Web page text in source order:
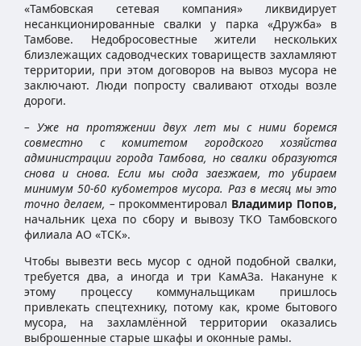
«Тамбовская сетевая компания» ликвидирует
несанкционированные свалки у парка «Дружба» в
Тамбове. Недобросовестные жители нескольких
близлежащих садоводческих товариществ захламляют
территории, при этом договоров на вывоз мусора не
заключают. Люди попросту сваливают отходы возле
дороги.
– Уже на протяжении двух лет мы с ними боремся
совместно с комитетом городского хозяйства
администрации города Тамбова, но свалки образуются
снова и снова. Если мы сюда заезжаем, то убираем
минимум 50-60 кубометров мусора. Раз в месяц мы это
точно делаем, – прокомментировал Владимир Попов,
начальник цеха по сбору и вывозу ТКО Тамбовского
филиала АО «ТСК».
Чтобы вывезти весь мусор с одной подобной свалки,
требуется два, а иногда и три КамАЗа. Накануне к
этому процессу коммунальщикам пришлось
привлекать спецтехнику, потому как, кроме бытового
мусора, на захламлённой территории оказались
выброшенные старые шкафы и оконные рамы.